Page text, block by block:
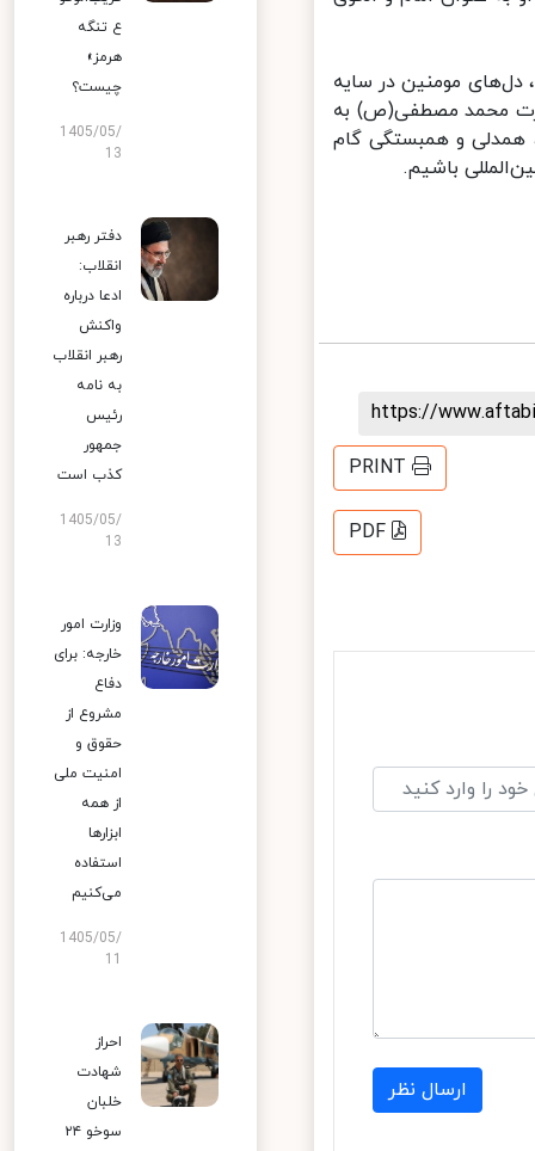
مومنین در سایه
محمد مصطفی(ص) به
و همبستگی گام
باشیم.
https://
PRINT
PDF
ارسال نظر
ع تنگه
هرمز»
چیست؟
1405/05/
13
دفتر رهبر
انقلاب:
ادعا درباره
واکنش
رهبر انقلاب
به نامه
رئیس
جمهور
کذب است
1405/05/
13
وزارت امور
خارجه: برای
دفاع
مشروع از
حقوق و
امنیت ملی
از همه
ابزارها
استفاده
می‌کنیم
1405/05/
احراز
شهادت
خلبان
سوخو ۲۴